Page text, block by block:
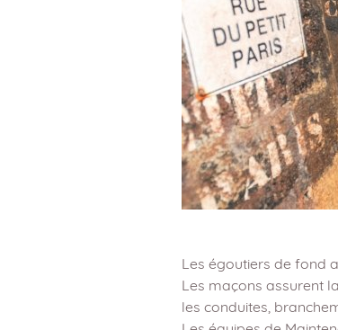
Les égoutiers de fond
Les maçons assurent
les conduites,